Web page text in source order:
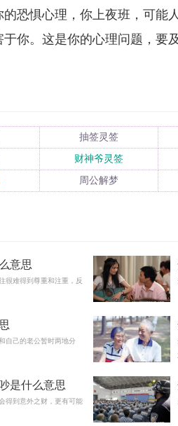
恐惧心理，你上夜班，可能
你。这是你的心理问题，要
抽签灵签
财神爷灵签
周公解梦
意思
很难得到尊重和注重，反
自己的老公暂时两地分
是什么意思
得到意外之财，更有可能